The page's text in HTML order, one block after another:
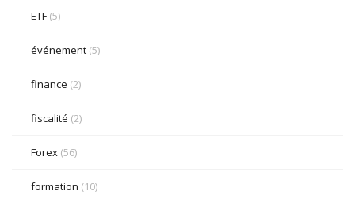
ETF (5)
événement (5)
finance (2)
fiscalité (2)
Forex (56)
formation (10)